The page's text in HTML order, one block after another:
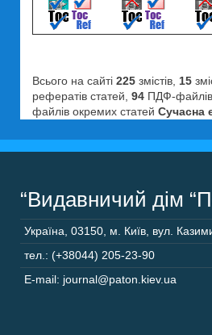
Всього на сайті 225 змістів, 15
рефератів статей, 94 ПДФ-файлів
файлів окремих статей Сучасна
“Видавничий дім
Україна 03150 м. Київ, вул.
тел.: (+38044) 205-23-90
E-mail: journal@paton.kiev.ua